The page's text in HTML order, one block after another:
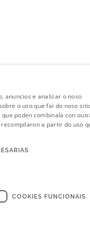
anuncios e analizar o noso
o uso que fai do noso
poden combinala con
a partir do uso
COOKIES FUNCIONAIS